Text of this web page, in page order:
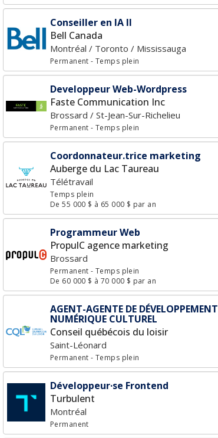
Conseiller en IA II
Bell Canada
Montréal / Toronto / Mississauga
Permanent- Temps plein
Developpeur Web-Wordpress
Faste Communication Inc
Brossard / St-Jean-Sur-Richelieu
Permanent- Temps plein
Coordonnateur.trice marketing
Auberge du Lac Taureau
Télétravail
Temps plein
De 55 000 $ à 65 000 $ par an
Programmeur Web
PropulC agence marketing
Brossard
Permanent- Temps plein
De 60 000 $ à 70 000 $ par an
AGENT-AGENTE DE DÉVELOPPEMENT
NUMÉRIQUE CULTUREL
Conseil québécois du loisir
Saint-Léonard
Permanent- Temps plein
Développeur·se Frontend
Turbulent
Montréal
Permanent